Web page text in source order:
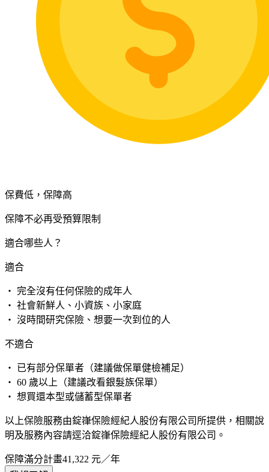
保費低，保障高
保障不必再受預算限制
適合哪些人？
適合
・ 完全沒有任何保險的成年人
・ 社會新鮮人、小資族、小家庭
・ 沒時間研究保險、想要一次到位的人
不適合
・ 已有部分保單者（建議做保單健檢補足）
・ 60 歲以上（建議改看銀髮族保單）
・ 想買還本型或儲蓄型保單者
以上保險服務由錠嵂保險經紀人股份有限公司所提供，相關說
明及服務內容請逕洽錠嵂保險經紀人股份有限公司。
保障滿分計畫41,322 元／年